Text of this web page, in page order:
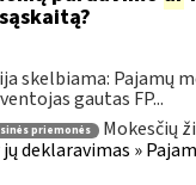
skelbiama: Pajamų
gautas FP...
priemonės Mokesčių
deklaravimas »